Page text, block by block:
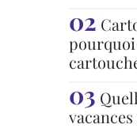
pourquoi